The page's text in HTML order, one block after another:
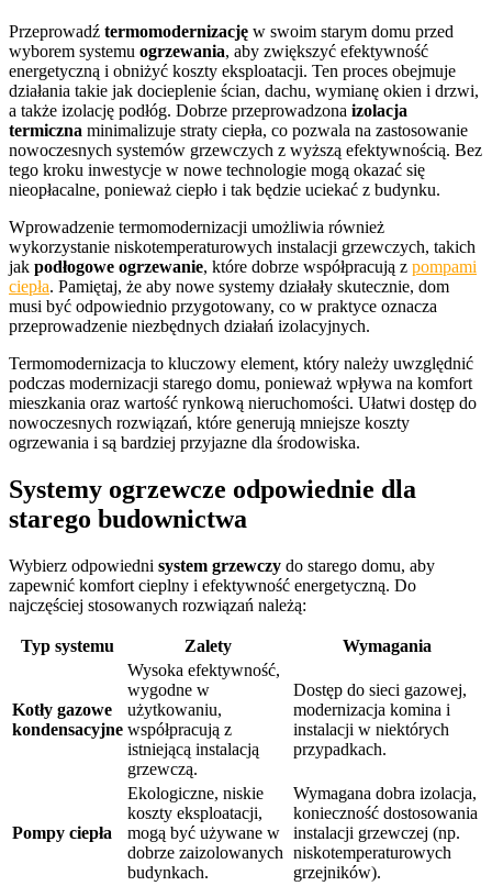
Przeprowadź termomodernizację w swoim starym domu przed
wyborem systemu ogrzewania, aby zwiększyć efektywność
energetyczną i obniżyć koszty eksploatacji. Ten proces obejmuje
działania takie jak docieplenie ścian, dachu, wymianę okien i drzwi,
a także izolację podłóg. Dobrze przeprowadzona izolacja
termiczna minimalizuje straty ciepła, co pozwala na zastosowanie
nowoczesnych systemów grzewczych z wyższą efektywnością. Bez
tego kroku inwestycje w nowe technologie mogą okazać się
nieopłacalne, ponieważ ciepło i tak będzie uciekać z budynku.
Wprowadzenie termomodernizacji umożliwia również
wykorzystanie niskotemperaturowych instalacji grzewczych, takich
jak podłogowe ogrzewanie, które dobrze współpracują z pompami
ciepła. Pamiętaj, że aby nowe systemy działały skutecznie, dom
musi być odpowiednio przygotowany, co w praktyce oznacza
przeprowadzenie niezbędnych działań izolacyjnych.
Termomodernizacja to kluczowy element, który należy uwzględnić
podczas modernizacji starego domu, ponieważ wpływa na komfort
mieszkania oraz wartość rynkową nieruchomości. Ułatwi dostęp do
nowoczesnych rozwiązań, które generują mniejsze koszty
ogrzewania i są bardziej przyjazne dla środowiska.
Systemy ogrzewcze odpowiednie dla
starego budownictwa
Wybierz odpowiedni system grzewczy do starego domu, aby
zapewnić komfort cieplny i efektywność energetyczną. Do
najczęściej stosowanych rozwiązań należą:
Typ systemu Zalety Wymagania
Kotły gazowe
kondensacyjne
Wysoka efektywność,
wygodne w
użytkowaniu,
współpracują z
istniejącą instalacją
grzewczą.
Dostęp do sieci gazowej,
modernizacja komina i
instalacji w niektórych
przypadkach.
Pompy ciepła
Ekologiczne, niskie
koszty eksploatacji,
mogą być używane w
dobrze zaizolowanych
budynkach.
Wymagana dobra izolacja,
konieczność dostosowania
instalacji grzewczej (np.
niskotemperaturowych
grzejników).